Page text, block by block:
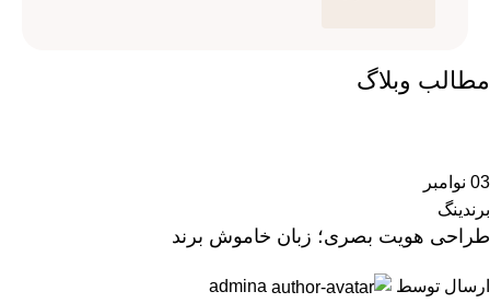
مطالب وبلاگ
03 نوامبر
برندینگ
طراحی هویت بصری؛ زبان خاموش برند
ارسال توسط
admina